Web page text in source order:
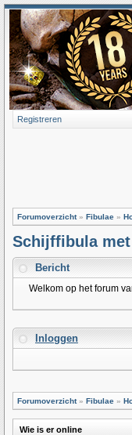
Registreren
Forumoverzicht» Fibulae »
Schijffibula
Bericht
Welkom op het forum
Inloggen
Forumoverzicht» Fibulae »
Wie is er online